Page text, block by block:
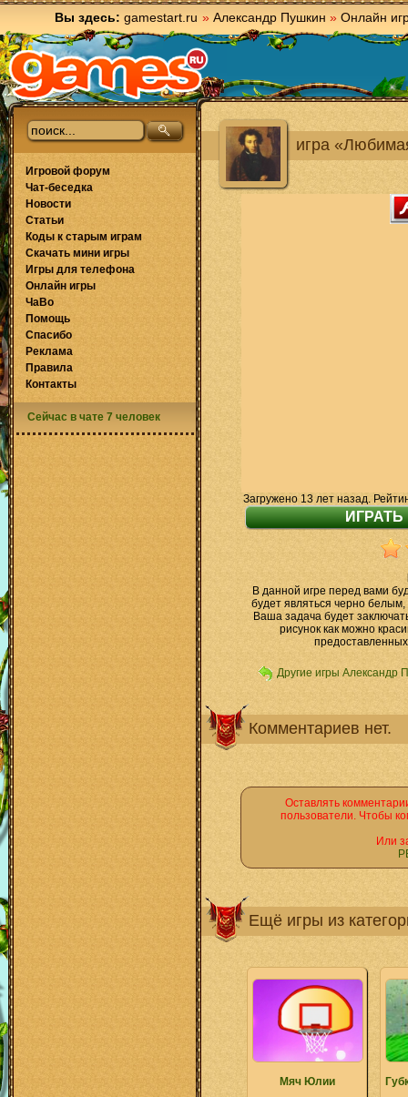
Вы здесь: gamestart.ru » Александр Пушкин » Онлайн
игра
Загружено 13 лет назад.
В данной игре перед вами
будет являться черно
Ваша задача будет
рисунок как можно
Другие игры Александр
Комментариев нет.
Оставлять
пользователи. Чтобы
Или
Ещё игры из
Мяч Юлии
Игровой форум
Чат-беседка
Новости
Статьи
Коды к старым играм
Скачать мини игры
Игры для телефона
Онлайн игры
ЧаВо
Помощь
Спасибо
Реклама
Правила
Контакты
Сейчас в чате 7 человек